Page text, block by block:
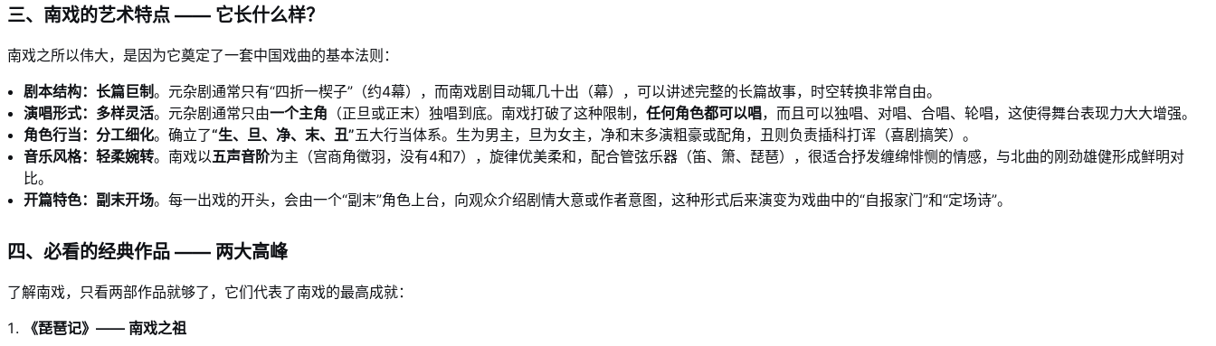
三、南戏的艺术特点 —— 它长什么样？
南戏之所以伟大，是因为它奠定了一套中国戏曲的基本法则：
剧本结构：长篇巨制。元杂剧通常只有“四折一楔子”（约4幕），而南戏剧目动辄几十出（幕），可以讲述完整的长篇故事，时空转换非常自由。
演唱形式：多样灵活。元杂剧通常只由一个主角 （正旦或正末）独唱到底。南戏打破了这种限制， 任何角色都可以唱，而且可以独唱、对唱、合唱、轮唱，这使得舞台表现力大大增强。
角色行当：分工细化。确立了“生、旦、净、末、丑”五大行当体系。生为男主，旦为女主，净和末多演粗豪或配角，丑则负责插科打诨（喜剧搞笑）。
音乐风格：轻柔婉转。南戏以五声音阶为主（宫商角徵羽，没有4和7），旋律优美柔和，配合管弦乐器（笛、箫、琵琶），很适合抒发缠绵悱恻的情感，与北曲的刚劲雄健形成鲜明对
比。
开篇特色：副末开场。每一出戏的开头，会由一个“副末”角色上台，向观众介绍剧情大意或作者意图，这种形式后来演变为戏曲中的“自报家门”和“定场诗”。
四、必看的经典作品 —— 两大高峰
了解南戏，只看两部作品就够了，它们代表了南戏的最高成就：
《琵琶记》—— 南戏之祖